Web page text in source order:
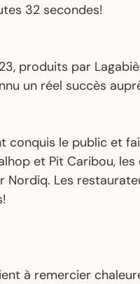
32 secondes!
produits par
un réel succès
le public et
et Pit Caribou,
Nordiq. Les
à remercier